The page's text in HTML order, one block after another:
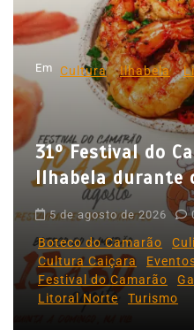
o
d
e
P
s
Em Cultura Ilhabela
31º Festival do
Ilhabela durante
5 de agosto de 2026
Boteco do Camarão
Cultura Caiçara
Festival do Camarão
Litoral Norte
Turismo